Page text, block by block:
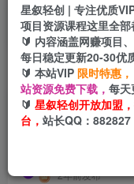
首页 创业课程 会员免
公众号流量主玩
脑式产出，简单
2年前发布
星叙轻创 | 专注优质
项目资源课程这里全部
🔰 内容涵盖网赚项目
每日稳定更新20-30优
🔰 本站VIP 限时特惠，
站资源免费下载， 每天
🔰 星叙轻创开放加盟
台， 站长QQ：882827